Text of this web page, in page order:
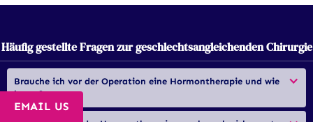
Häufig gestellte Fragen zur geschlechtsangleichenden Chirurgie
Brauche ich vor der Operation eine Hormontherapie und wie
lange?
EMAIL US